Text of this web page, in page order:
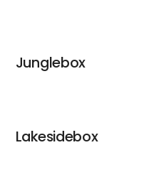
Junglebox
Lakesidebox